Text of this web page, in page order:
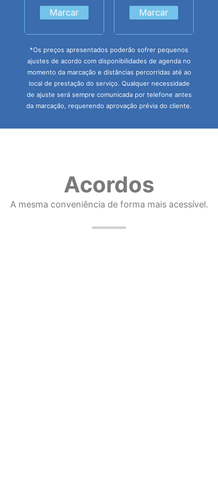
Marcar Marcar
*Os preços apresentados poderão sofrer pequenos
ajustes de acordo com disponibilidades de agenda no
momento da marcação e distâncias percorridas até ao
local de prestação do serviço. Qualquer necessidade
de ajuste será sempre comunicada por telefone antes
da marcação, requerendo aprovação prévia do cliente.
Acordos
A mesma conveniência de forma mais acessível.